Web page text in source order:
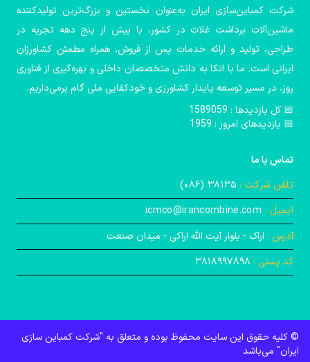
شرکت کمباین‌سازی ایران به‌عنوان نخستین و بزرگ‌ترین تولیدکننده
ماشین‌آلات برداشت غلات در کشور، با بیش از پنج دهه تجربه در
طراحی، تولید و ارائه خدمات پس از فروش، همراه مطمئن کشاورزان
ایرانی است. ما با اتکا به دانش متخصصان داخلی و بهره‌گیری از فناوری
روز، در مسیر توسعه پایدار کشاورزی و خودکفایی ملی گام برمی‌داریم.
📅️ کل بازدیدها : 1589059
📅 بازدیدهای امروز : 1959
تماس با ما
تلفن شرکت : ۳۸۱۳۵ (۰۸۶)
ایمیل : icmco@irancombine.com
آدرس : اراک - بلوار آیت‌ الله اراکی - میدان صنعت
کد پستی : ۳۸۱۸۹۹۷۸۹۸
© کلیه حقوق این سایت محفوظ بوده و متعلق به "شرکت کمباین ‌سازی
ایران" می‌باشد